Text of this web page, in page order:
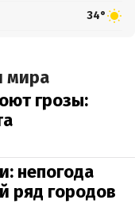
34°
мира
грозы:
непогода
ряд городов